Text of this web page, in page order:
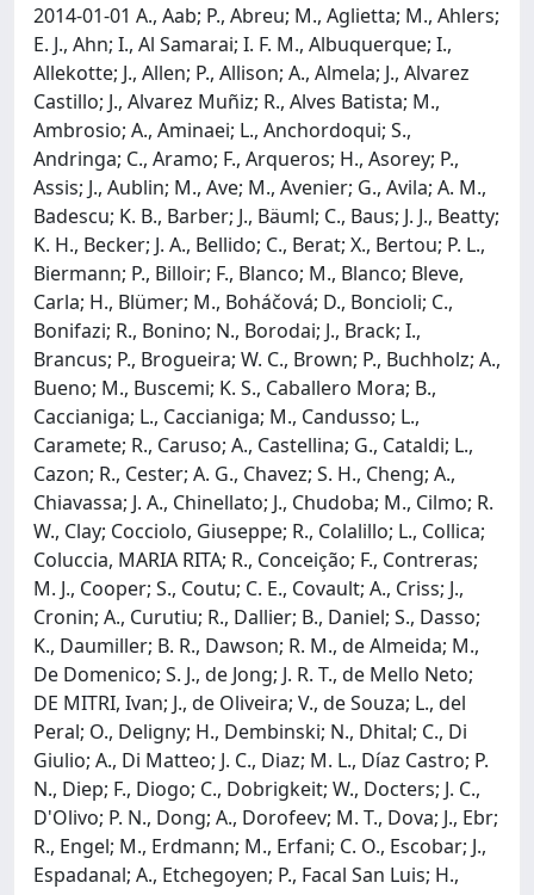
2014-01-01 A., Aab; P., Abreu; M., Aglietta; M., Ahlers;
E. J., Ahn; I., Al Samarai; I. F. M., Albuquerque; I.,
Allekotte; J., Allen; P., Allison; A., Almela; J., Alvarez
Castillo; J., Alvarez Muñiz; R., Alves Batista; M.,
Ambrosio; A., Aminaei; L., Anchordoqui; S.,
Andringa; C., Aramo; F., Arqueros; H., Asorey; P.,
Assis; J., Aublin; M., Ave; M., Avenier; G., Avila; A. M.,
Badescu; K. B., Barber; J., Bäuml; C., Baus; J. J., Beatty;
K. H., Becker; J. A., Bellido; C., Berat; X., Bertou; P. L.,
Biermann; P., Billoir; F., Blanco; M., Blanco; Bleve,
Carla; H., Blümer; M., Boháčová; D., Boncioli; C.,
Bonifazi; R., Bonino; N., Borodai; J., Brack; I.,
Brancus; P., Brogueira; W. C., Brown; P., Buchholz; A.,
Bueno; M., Buscemi; K. S., Caballero Mora; B.,
Caccianiga; L., Caccianiga; M., Candusso; L.,
Caramete; R., Caruso; A., Castellina; G., Cataldi; L.,
Cazon; R., Cester; A. G., Chavez; S. H., Cheng; A.,
Chiavassa; J. A., Chinellato; J., Chudoba; M., Cilmo; R.
W., Clay; Cocciolo, Giuseppe; R., Colalillo; L., Collica;
Coluccia, MARIA RITA; R., Conceição; F., Contreras;
M. J., Cooper; S., Coutu; C. E., Covault; A., Criss; J.,
Cronin; A., Curutiu; R., Dallier; B., Daniel; S., Dasso;
K., Daumiller; B. R., Dawson; R. M., de Almeida; M.,
De Domenico; S. J., de Jong; J. R. T., de Mello Neto;
DE MITRI, Ivan; J., de Oliveira; V., de Souza; L., del
Peral; O., Deligny; H., Dembinski; N., Dhital; C., Di
Giulio; A., Di Matteo; J. C., Diaz; M. L., Díaz Castro; P.
N., Diep; F., Diogo; C., Dobrigkeit; W., Docters; J. C.,
D'Olivo; P. N., Dong; A., Dorofeev; M. T., Dova; J., Ebr;
R., Engel; M., Erdmann; M., Erfani; C. O., Escobar; J.,
Espadanal; A., Etchegoyen; P., Facal San Luis; H.,